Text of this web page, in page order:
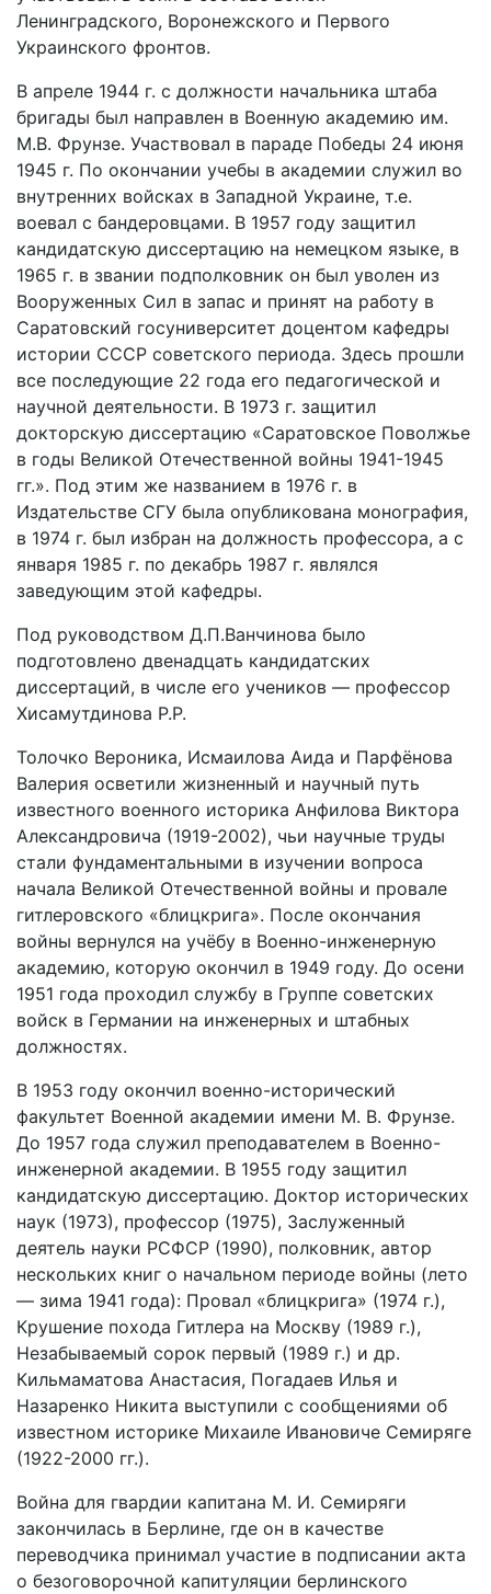
Ленинградского, Воронежского и Первого
Украинского фронтов.
В апреле 1944 г. с должности начальника штаба
бригады был направлен в Военную академию им.
М.В. Фрунзе. Участвовал в параде Победы 24 июня
1945 г. По окончании учебы в академии служил во
внутренних войсках в Западной Украине, т.е.
воевал с бандеровцами. В 1957 году защитил
кандидатскую диссертацию на немецком языке, в
1965 г. в звании подполковник он был уволен из
Вооруженных Сил в запас и принят на работу в
Саратовский госуниверситет доцентом кафедры
истории СССР советского периода. Здесь прошли
все последующие 22 года его педагогической и
научной деятельности. В 1973 г. защитил
докторскую диссертацию «Саратовское Поволжье
в годы Великой Отечественной войны 1941-1945
гг.». Под этим же названием в 1976 г. в
Издательстве СГУ была опубликована монография,
в 1974 г. был избран на должность профессора, а с
января 1985 г. по декабрь 1987 г. являлся
заведующим этой кафедры.
Под руководством Д.П.Ванчинова было
подготовлено двенадцать кандидатских
диссертаций, в числе его учеников — профессор
Хисамутдинова Р.Р.
Толочко Вероника, Исмаилова Аида и Парфёнова
Валерия осветили жизненный и научный путь
известного военного историка Анфилова Виктора
Александровича (1919-2002), чьи научные труды
стали фундаментальными в изучении вопроса
начала Великой Отечественной войны и провале
гитлеровского «блицкрига». После окончания
войны вернулся на учёбу в Военно-инженерную
академию, которую окончил в 1949 году. До осени
1951 года проходил службу в Группе советских
войск в Германии на инженерных и штабных
должностях.
В 1953 году окончил военно-исторический
факультет Военной академии имени М. В. Фрунзе.
До 1957 года служил преподавателем в Военно-
инженерной академии. В 1955 году защитил
кандидатскую диссертацию. Доктор исторических
наук (1973), профессор (1975), Заслуженный
деятель науки РСФСР (1990), полковник, автор
нескольких книг о начальном периоде войны (лето
— зима 1941 года): Провал «блицкрига» (1974 г.),
Крушение похода Гитлера на Москву (1989 г.),
Незабываемый сорок первый (1989 г.) и др.
Кильмаматова Анастасия, Погадаев Илья и
Назаренко Никита выступили с сообщениями об
известном историке Михаиле Ивановиче Семиряге
(1922-2000 гг.).
Война для гвардии капитана М. И. Семиряги
закончилась в Берлине, где он в качестве
переводчика принимал участие в подписании акта
о безоговорочной капитуляции берлинского